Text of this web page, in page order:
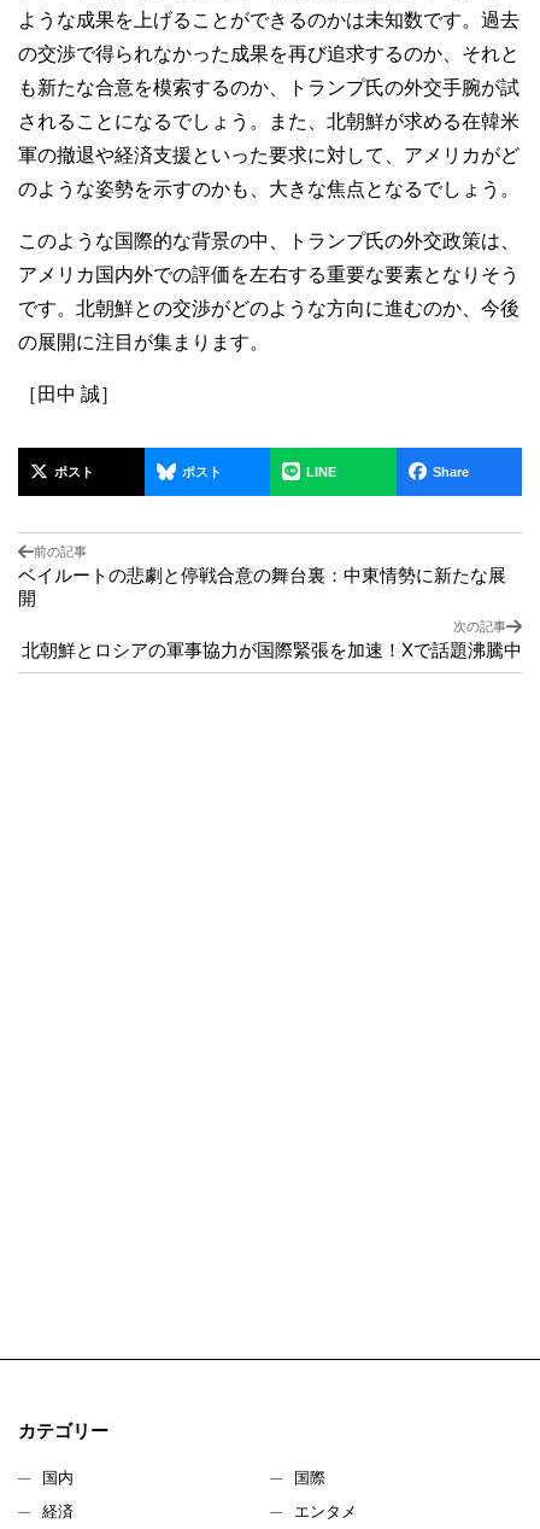
ような成果を上げることができるのかは未知数です。過去
の交渉で得られなかった成果を再び追求するのか、それと
も新たな合意を模索するのか、トランプ氏の外交手腕が試
されることになるでしょう。また、北朝鮮が求める在韓米
軍の撤退や経済支援といった要求に対して、アメリカがど
のような姿勢を示すのかも、大きな焦点となるでしょう。
このような国際的な背景の中、トランプ氏の外交政策は、
アメリカ国内外での評価を左右する重要な要素となりそう
です。北朝鮮との交渉がどのような方向に進むのか、今後
の展開に注目が集まります。
［田中 誠］
ポスト ポスト LINE Share
前の記事
ベイルートの悲劇と停戦合意の舞台裏：中東情勢に新たな展
開
次の記事
北朝鮮とロシアの軍事協力が国際緊張を加速！Xで話題沸騰中
カテゴリー
国内
国際
経済
エンタメ